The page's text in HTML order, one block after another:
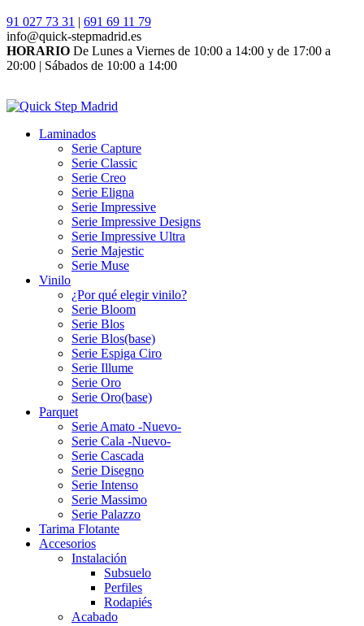
91 027 73 31 | 691 69 11 79
info@quick-stepmadrid.es
HORARIO De Lunes a Viernes de 10:00 a 14:00 y de 17:00 a
20:00 | Sábados de 10:00 a 14:00
Laminados
Serie Capture
Serie Classic
Serie Creo
Serie Eligna
Serie Impressive
Serie Impressive Designs
Serie Impressive Ultra
Serie Majestic
Serie Muse
Vinilo
¿Por qué elegir vinilo?
Serie Bloom
Serie Blos
Serie Blos(base)
Serie Espiga Ciro
Serie Illume
Serie Oro
Serie Oro(base)
Parquet
Serie Amato -Nuevo-
Serie Cala -Nuevo-
Serie Cascada
Serie Disegno
Serie Intenso
Serie Massimo
Serie Palazzo
Tarima Flotante
Accesorios
Instalación
Subsuelo
Perfiles
Rodapiés
Acabado